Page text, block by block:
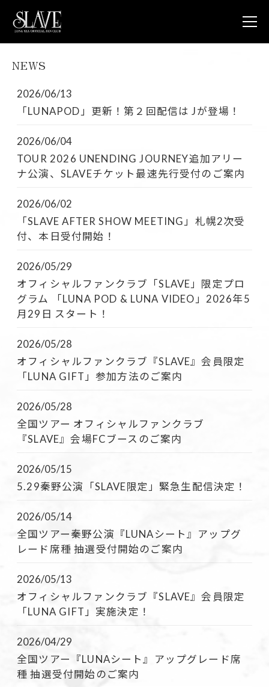
LUNA
FAQ
NEWS
2026/06/13
「LUNAPOD」更新！第２回配信は Jが登場！
2026/06/04
TOUR 2026 UNENDING JOURNEY追加アリー
ナ公演、SLAVEチケット最速先行受付のご案内
2026/06/02
「SLAVE AFTER SHOW MEETING」札幌2次受
付、本日受付開始！
2026/05/29
オフィシャルファンクラブ「SLAVE」限定プロ
グラム 「LUNA POD & LUNA VIDEO」2026年5
月29日 スタート！
2026/05/28
オフィシャルファンクラブ『SLAVE』会員限定
「LUNA GIFT」参加方法のご案内
2026/05/28
全国ツアー オフィシャルファンクラブ
『SLAVE』会場FCブースのご案内
2026/05/15
5.29秦野公演「SLAVE限定」緊急生配信決定！
2026/05/14
全国ツアー秦野公演『LUNAシート』アップグ
レード席種 抽選受付開始のご案内
2026/05/13
オフィシャルファンクラブ『SLAVE』会員限定
「LUNA GIFT」実施決定！
2026/04/29
全国ツアー『LUNAシート』アップグレード席
種 抽選受付開始のご案内